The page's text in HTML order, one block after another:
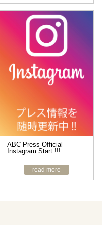
ABC Press Official
Instagram Start !!!
read more